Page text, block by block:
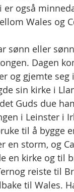
er også
Wales og
sønn eller
Dagen
og gjemte seg
sin kirke i
Guds due
i Leinster i
til å bygge
en storm, og
en kirke og til
reiste til
til Wales.